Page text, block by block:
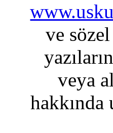
ve
veya
hakkında